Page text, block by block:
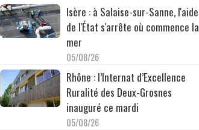
Isère : à Salaise-sur-Sanne, l'aide
de l'État s'arrête où commence la
mer
05/08/26
Rhône : l’Internat d’Excellence
Ruralité des Deux-Grosnes
inauguré ce mardi
05/08/26